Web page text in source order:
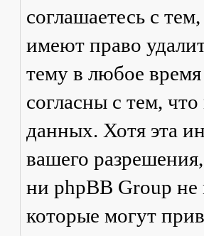
соглашаетесь с
имеют право
тему в любое
согласны с тем,
данных. Хотя эта
вашего
ни phpBB Group не
которые могут